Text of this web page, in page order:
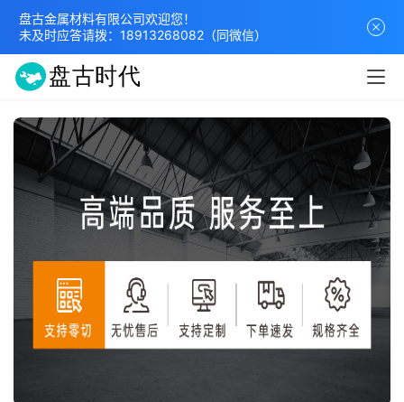
盘古金属材料有限公司欢迎您！
未及时应答请拨： 18913268082 （同微信）